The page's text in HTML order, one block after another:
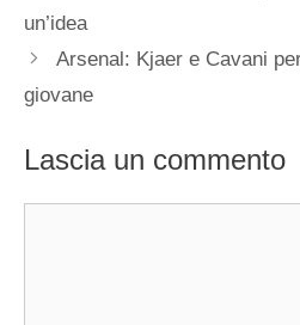
un’idea
Arsenal: Kjaer e Cavani
giovane
Lascia un commento